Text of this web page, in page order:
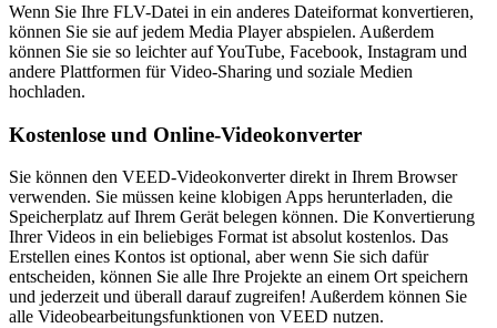
Wenn Sie Ihre FLV-Datei in ein anderes Dateiformat konvertieren,
können Sie sie auf jedem Media Player abspielen. Außerdem
können Sie sie so leichter auf YouTube, Facebook, Instagram und
andere Plattformen für Video-Sharing und soziale Medien
hochladen.
Kostenlose und Online-Videokonverter
Sie können den VEED-Videokonverter direkt in Ihrem Browser
verwenden. Sie müssen keine klobigen Apps herunterladen, die
Speicherplatz auf Ihrem Gerät belegen können. Die Konvertierung
Ihrer Videos in ein beliebiges Format ist absolut kostenlos. Das
Erstellen eines Kontos ist optional, aber wenn Sie sich dafür
entscheiden, können Sie alle Ihre Projekte an einem Ort speichern
und jederzeit und überall darauf zugreifen! Außerdem können Sie
alle Videobearbeitungsfunktionen von VEED nutzen.